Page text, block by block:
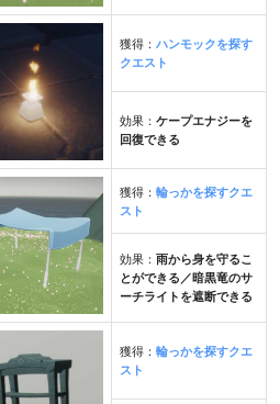
獲得： ハンモックを探す
クエスト
効果： ケープエナジーを
回復できる
獲得： 輪っかを探すクエ
スト
効果： 雨から身を守るこ
とができる／暗黒竜のサ
ーチライトを遮断できる
獲得： 輪っかを探すクエ
スト